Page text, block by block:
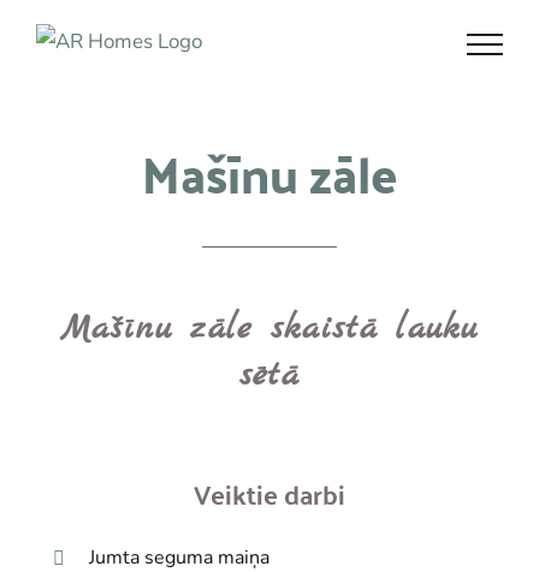
Mašīnu zāle
Mašīnu zāle skaistā lauku
sētā
Veiktie darbi
Jumta seguma maiņa